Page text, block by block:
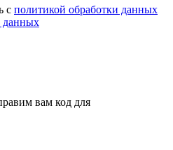
с политикой обработки данных
данных
вам код для